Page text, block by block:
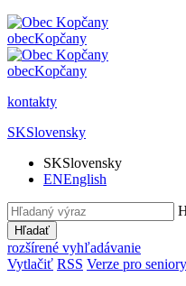
obecKopčany
obecKopčany
kontakty
SKSlovensky
SKSlovensky
ENEnglish
Hľadať
rozšírené vyhľadávanie
Vytlačiť RSS Verze pro seniory